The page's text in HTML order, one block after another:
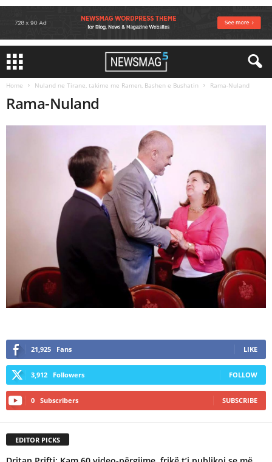
Home Nuland ne Tirane, takime me Ramen, Bashen e Bushatin Rama-Nuland
Rama-Nuland
21,925 Fans LIKE
3,912 Followers FOLLOW
0 Subscribers SUBSCRIBE
EDITOR PICKS